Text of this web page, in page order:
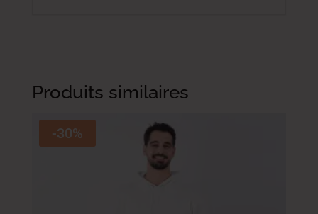
Produits similaires
-30%